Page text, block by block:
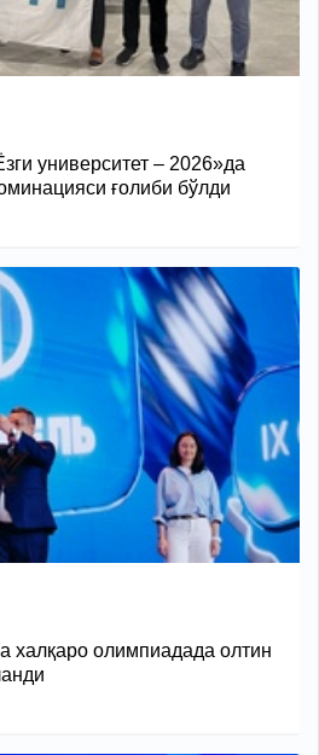
университет – 2026»да
ғолиби бўлди
халқаро олимпиадада олтин